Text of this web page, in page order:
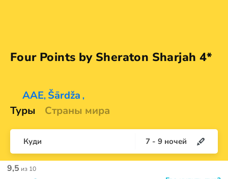
Four Points by Sheraton Sharjah 4*
AAE, Šārdža ,
Туры Страны мира
Куди 7 - 9 ночей
9,5 из 10